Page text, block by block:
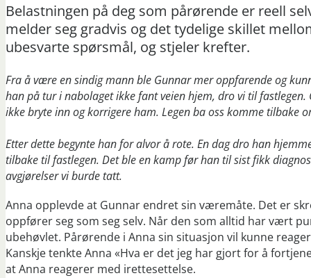
Belastningen på deg som pårørende er reell
melder seg gradvis og det tydelige skillet
ubesvarte spørsmål, og stjeler krefter.
Fra å være en sindig mann ble Gunnar mer oppfarende og
han på tur i nabolaget ikke fant veien hjem, dro vi til
ikke bryte inn og korrigere ham. Legen ba oss komme tilbake
Etter dette begynte han for alvor å rote. En dag dro han
tilbake til fastlegen. Det ble en kamp før han til sist fikk
avgjørelser vi burde tatt.
Anna opplevde at Gunnar endret sin væremåte. Det er
oppfører seg som seg selv. Når den som alltid har vært
ubehøvlet. Pårørende i Anna sin situasjon vil kunne
Kanskje tenkte Anna «Hva er det jeg har gjort for å
at Anna reagerer med irettesettelse.